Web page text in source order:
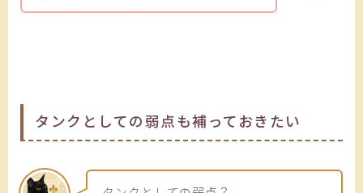
タンクとしての弱点も補っておきたい